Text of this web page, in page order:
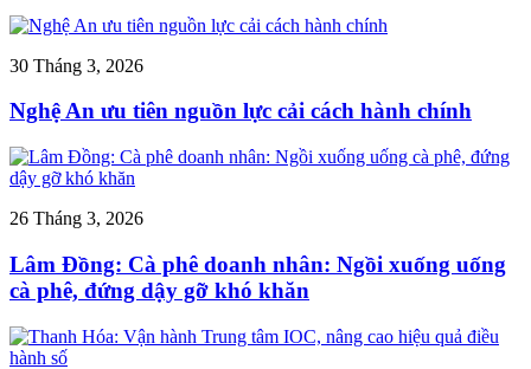
30 Tháng 3, 2026
Nghệ An ưu tiên nguồn lực cải cách hành chính
26 Tháng 3, 2026
Lâm Đồng: Cà phê doanh nhân: Ngồi xuống uống
cà phê, đứng dậy gỡ khó khăn